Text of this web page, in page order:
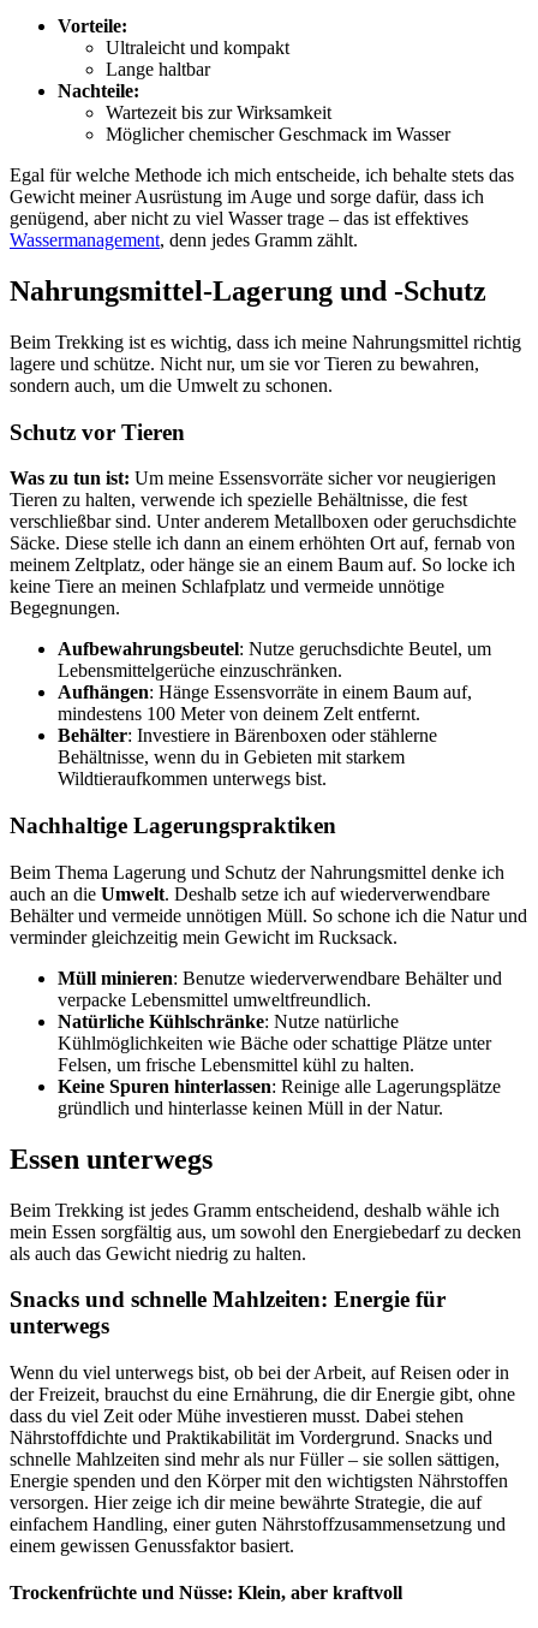
Vorteile:
Ultraleicht und kompakt
Lange haltbar
Nachteile:
Wartezeit bis zur Wirksamkeit
Möglicher chemischer Geschmack im Wasser
Egal für welche Methode ich mich entscheide, ich behalte stets das
Gewicht meiner Ausrüstung im Auge und sorge dafür, dass ich
genügend, aber nicht zu viel Wasser trage – das ist effektives
Wassermanagement, denn jedes Gramm zählt.
Nahrungsmittel-Lagerung und -Schutz
Beim Trekking ist es wichtig, dass ich meine Nahrungsmittel richtig
lagere und schütze. Nicht nur, um sie vor Tieren zu bewahren,
sondern auch, um die Umwelt zu schonen.
Schutz vor Tieren
Was zu tun ist: Um meine Essensvorräte sicher vor neugierigen
Tieren zu halten, verwende ich spezielle Behältnisse, die fest
verschließbar sind. Unter anderem Metallboxen oder geruchsdichte
Säcke. Diese stelle ich dann an einem erhöhten Ort auf, fernab von
meinem Zeltplatz, oder hänge sie an einem Baum auf. So locke ich
keine Tiere an meinen Schlafplatz und vermeide unnötige
Begegnungen.
Aufbewahrungsbeutel: Nutze geruchsdichte Beutel, um
Lebensmittelgerüche einzuschränken.
Aufhängen: Hänge Essensvorräte in einem Baum auf,
mindestens 100 Meter von deinem Zelt entfernt.
Behälter: Investiere in Bärenboxen oder stählerne
Behältnisse, wenn du in Gebieten mit starkem
Wildtieraufkommen unterwegs bist.
Nachhaltige Lagerungspraktiken
Beim Thema Lagerung und Schutz der Nahrungsmittel denke ich
auch an die Umwelt. Deshalb setze ich auf wiederverwendbare
Behälter und vermeide unnötigen Müll. So schone ich die Natur und
verminder gleichzeitig mein Gewicht im Rucksack.
Müll minieren: Benutze wiederverwendbare Behälter und
verpacke Lebensmittel umweltfreundlich.
Natürliche Kühlschränke: Nutze natürliche
Kühlmöglichkeiten wie Bäche oder schattige Plätze unter
Felsen, um frische Lebensmittel kühl zu halten.
Keine Spuren hinterlassen: Reinige alle Lagerungsplätze
gründlich und hinterlasse keinen Müll in der Natur.
Essen unterwegs
Beim Trekking ist jedes Gramm entscheidend, deshalb wähle ich
mein Essen sorgfältig aus, um sowohl den Energiebedarf zu decken
als auch das Gewicht niedrig zu halten.
Snacks und schnelle Mahlzeiten: Energie für
unterwegs
Wenn du viel unterwegs bist, ob bei der Arbeit, auf Reisen oder in
der Freizeit, brauchst du eine Ernährung, die dir Energie gibt, ohne
dass du viel Zeit oder Mühe investieren musst. Dabei stehen
Nährstoffdichte und Praktikabilität im Vordergrund. Snacks und
schnelle Mahlzeiten sind mehr als nur Füller – sie sollen sättigen,
Energie spenden und den Körper mit den wichtigsten Nährstoffen
versorgen. Hier zeige ich dir meine bewährte Strategie, die auf
einfachem Handling, einer guten Nährstoffzusammensetzung und
einem gewissen Genussfaktor basiert.
Trockenfrüchte und Nüsse: Klein, aber kraftvoll